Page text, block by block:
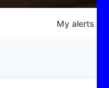
My alerts